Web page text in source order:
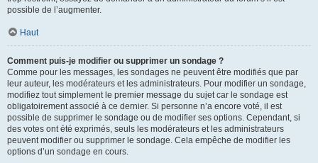
possible de l’augmenter.
Haut
Comment puis-je modifier ou supprimer un sondage ?
Comme pour les messages, les sondages ne peuvent être modifiés que par
leur auteur, les modérateurs et les administrateurs. Pour modifier un sondage,
modifiez tout simplement le premier message du sujet car le sondage est
obligatoirement associé à ce dernier. Si personne n’a encore voté, il est
possible de supprimer le sondage ou de modifier ses options. Cependant, si
des votes ont été exprimés, seuls les modérateurs et les administrateurs
peuvent modifier ou supprimer le sondage. Cela empêche de modifier les
options d’un sondage en cours.